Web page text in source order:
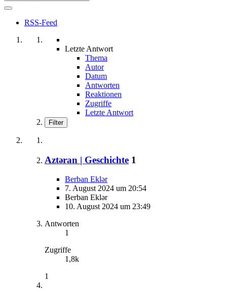
RSS-Feed
Letzte Antwort
Thema
Autor
Datum
Antworten
Reaktionen
Zugriffe
Letzte Antwort
Filter
Aztǝran | Geschichte 1
Berban Eklər
7. August 2024 um 20:54
Berban Eklər
10. August 2024 um 23:49
Antworten
1
Zugriffe
1,8k
1